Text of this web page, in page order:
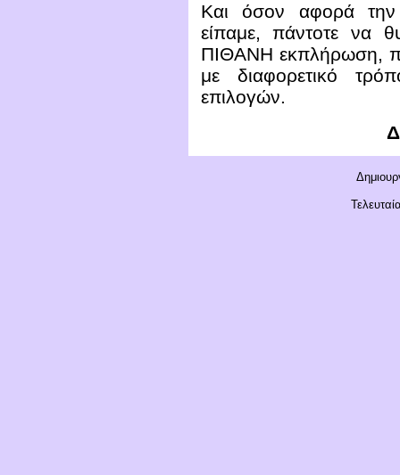
Και όσον αφορά την
είπαμε, πάντοτε να
ΠΙΘΑΝΗ εκπλήρωση,
με διαφορετικό
επιλογών.